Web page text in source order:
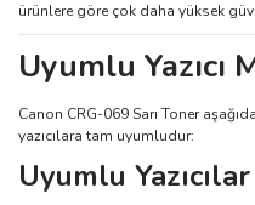
ürünlere göre çok daha yüksek
Uyumlu Yazıcı
Canon CRG-069 Sarı Toner
yazıcılara tam uyumludur:
Uyumlu Yazıcılar